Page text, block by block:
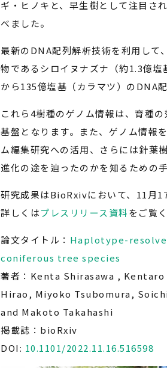
ギ・ヒノキと、早生樹として注目さ
べました。
最新のDNA配列解析技術を利用して
物であるシロイヌナズナ（約1.3億塩
から135億塩基（カラマツ）のDNA
これら4樹種のゲノム情報は、育種
基盤となります。また、ゲノム情報
ム編集研究への活用、さらには針葉
進化の途を辿ったのかを知るための
研究成果はBioRxivにおいて、11月
詳しくはプレスリリース資料をご覧
論文タイトル： Haplotype-
coniferous tree species
著者：Kenta Shirasawa ,
Hirao, Miyoko Tsubomura,
and Makoto Takahashi
掲載誌：bioRxiv
DOI: 10.1101/2022.11.16.516598